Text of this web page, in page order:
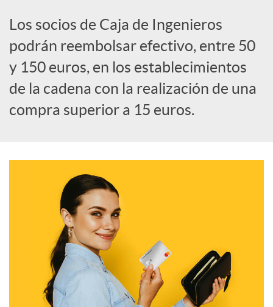
i
a
l
s
Los socios de Caja de Ingenieros
podrán reembolsar efectivo, entre 50
y 150 euros, en los establecimientos
de la cadena con la realización de una
compra superior a 15 euros.